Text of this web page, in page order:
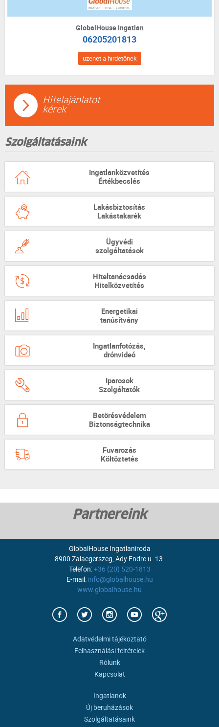
GlobalHouse Ingatlan
06205201813
üzenet a hirdetőnek
Hitelajánlatot
kérek
Szolgáltatásaink
Ingatlanközvetítés
Értékbecslés
Lakásbiztosítás
Lakástakarék
Ügyvédi
szolgáltatások
Hiteltanácsadás
Hitelközvetítés
Energetikai
tanúsítvány
Ingatlanfotózás,
drónvideó
Iparosok
Szolgáltatók
Betörésvédelem
Biztonságtechnika
Fuvarozás
Költöztetés
Partnereink
GlobalHouse Ingatlaniroda
8900 Zalaegerszeg, Ady Endre u. 13.
Telefon:+36 (20) 520-1813
E-mail: info@globalhouse.hu
www.globalhouse.hu
Adatvédelmi tájékoztató
Felhasználási feltételek
Rólunk
Kapcsolat
Ingatlanok
Új beruházások
Szolgáltatásaink